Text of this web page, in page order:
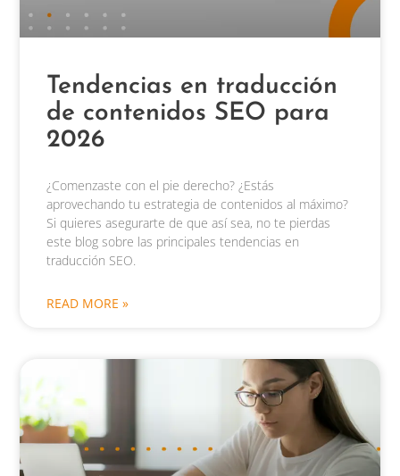
Tendencias en traducción
de contenidos SEO para
2026
¿Comenzaste con el pie derecho? ¿Estás
aprovechando tu estrategia de contenidos al máximo?
Si quieres asegurarte de que así sea, no te pierdas
este blog sobre las principales tendencias en
traducción SEO.
READ MORE »